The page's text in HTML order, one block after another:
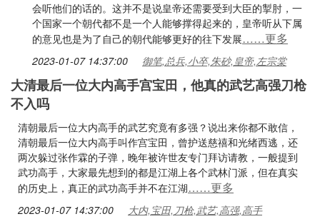
会听他们的话的。这并不是说皇帝还需要受到大臣的掣肘，一
个国家一个朝代都不是一个人能够撑得起来的，皇帝听从下属
的意见也是为了自己的朝代能够更好的往下发展……更多
2023-01-07 14:37:00 御笔,总兵,小卒,朱砂,皇帝,左宗棠
大清最后一位大内高手宫宝田，他真的武艺高强刀枪
不入吗
清朝最后一位大内高手的武艺究竟有多强？说出来你都不敢信，
清朝最后一位大内高手叫作宫宝田，曾护送慈禧和光绪西逃，还
两次躲过张作霖的子弹，晚年被许世友专门拜访请教，一般提到
武功高手，大家最先想到的都是江湖上各个武林门派，但在真实
的历史上，真正的武功高手并不在江湖……更多
2023-01-07 14:37:00 大内,宝田,刀枪,武艺,高强,高手